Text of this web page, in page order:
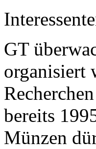
GT
organisiert
bereits
Münzen